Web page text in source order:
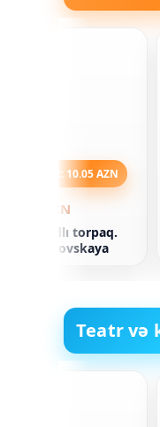
Qiymət: 10.05 AZN
AZN
Qanadlı torpaq.
Qrabovskaya
Teatr və